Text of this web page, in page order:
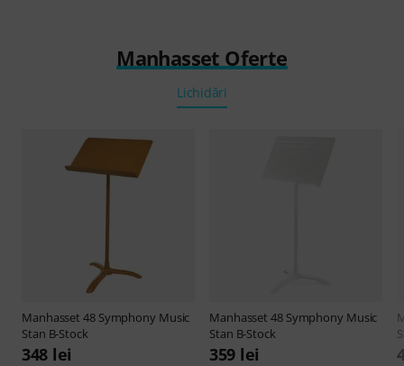
Manhasset Oferte
Lichidări
Manhasset48 Symphony Music
Stan B-Stock
348 lei
Manhasset48 Symphony Music
Stan B-Stock
359 lei